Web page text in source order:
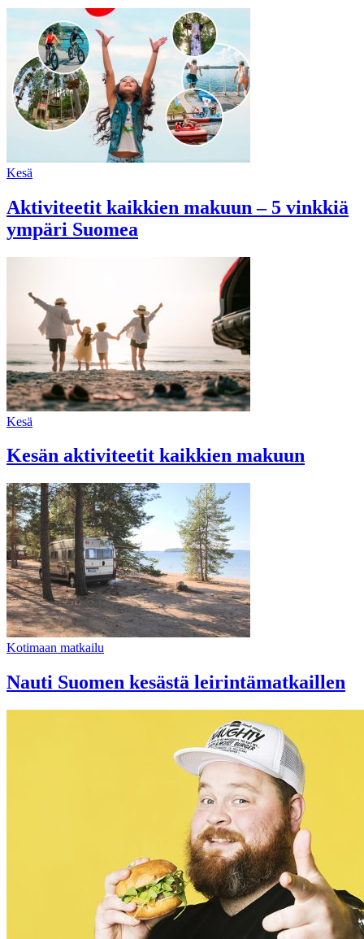
Kesä
Aktiviteetit kaikkien makuun – 5 vinkkiä
ympäri Suomea
Kesä
Kesän aktiviteetit kaikkien makuun
Kotimaan matkailu
Nauti Suomen kesästä leirintämatkaillen